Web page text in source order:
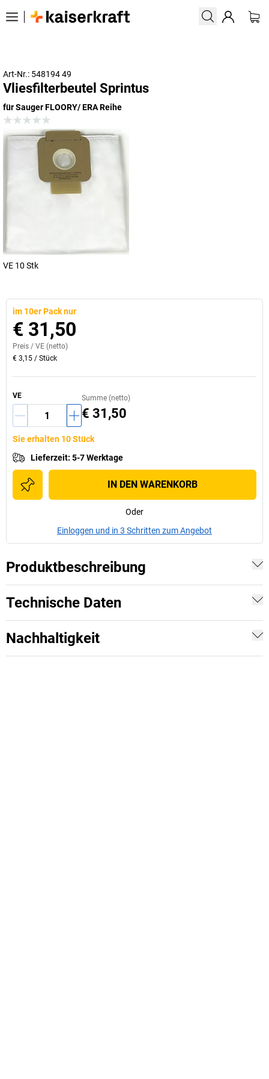
Art-Nr.: 548194 49
Vliesfilterbeutel Sprintus
für Sauger FLOORY/ ERA Reihe
VE 10 Stk
im 10er Pack nur
€ 31,50
Preis / VE (netto)
€ 3,15 / Stück
VE Summe (netto)
€ 31,50
Sie erhalten 10 Stück
Lieferzeit: 5-7 Werktage
IN DEN WARENKORB
Oder
Einloggen und in 3 Schritten zum Angebot
Produktbeschreibung
Technische Daten
Nachhaltigkeit